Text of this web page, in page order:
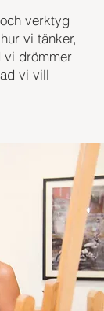
verktyg
vi tänker,
vi drömmer
vi vill